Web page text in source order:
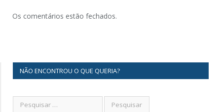
Os comentários estão fechados.
NÃO ENCONTROU O QUE QUERIA?